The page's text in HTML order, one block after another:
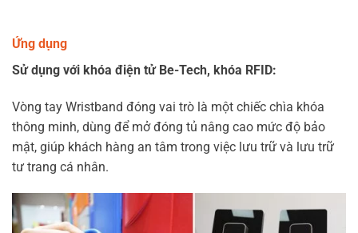
Ứng dụng
Sử dụng với khóa điện tử Be-Tech, khóa RFID:
Vòng tay Wristband đóng vai trò là một chiếc chìa khóa
thông minh, dùng để mở đóng tủ nâng cao mức độ bảo
mật, giúp khách hàng an tâm trong việc lưu trữ và lưu trữ
tư trang cá nhân.